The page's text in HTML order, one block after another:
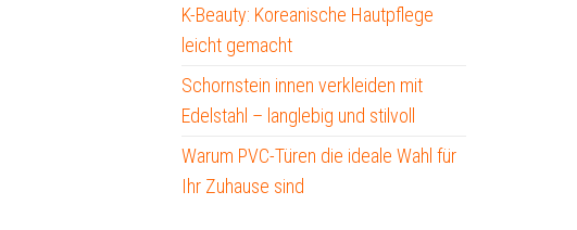
K-Beauty: Koreanische Hautpflege
leicht gemacht
Schornstein innen verkleiden mit
Edelstahl – langlebig und stilvoll
Warum PVC-Türen die ideale Wahl für
Ihr Zuhause sind